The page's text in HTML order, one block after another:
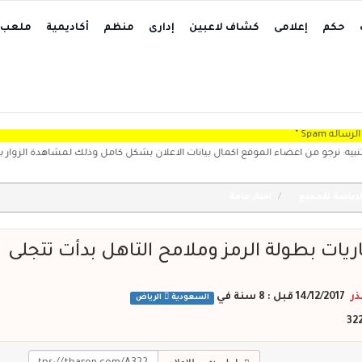
حكم إعلامى كشاف لاعبين إدارى منظم أكاديمية ملعب
من اعضاء الموقع اكمال بيانات الاعلان بشكل كامل وذلك لمشاهدة الزوار بشكل
بطولة الرمز وملامح التاهل بدأت تتجلى
14/12/2017 قبل : 8 سنة في السعودية الرياض